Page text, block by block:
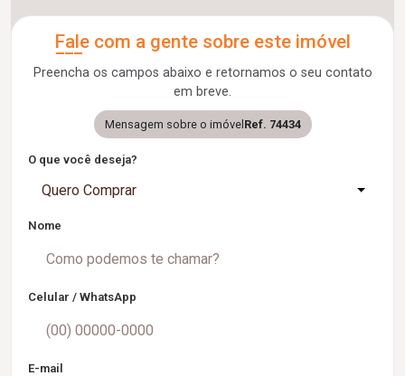
Fale com a gente sobre este imóvel
Preencha os campos abaixo e retornamos o seu contato
em breve.
Mensagem sobre o imóvel Ref. 74434
O que você deseja?
Quero Comprar
Nome
Celular / WhatsApp
E-mail